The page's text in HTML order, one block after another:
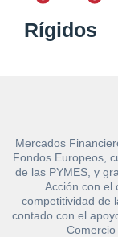
Rígidos
Mercados
Fondos Europeos,
de las PYMES, y
Acción con el
competitividad de
contado con el